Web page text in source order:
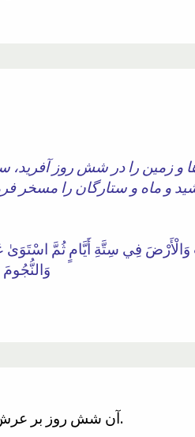
و زمین را در شش روز
و ماه و ستارگان را مسخر
وَالْأَرْضَ فِي سِتَّةِ أَيَّامٍ ثُمَّ
آن شش روز بر عرش است؛ بنابراین چارچوب مرجع خلقت، عرش است، نه زمین.